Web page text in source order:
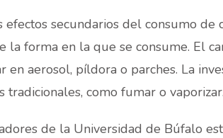
efectos secundarios del consumo de
la forma en la que se consume. El
en aerosol, píldora o parches. La
tradicionales, como fumar o vaporizar.
de la Universidad de Búfalo